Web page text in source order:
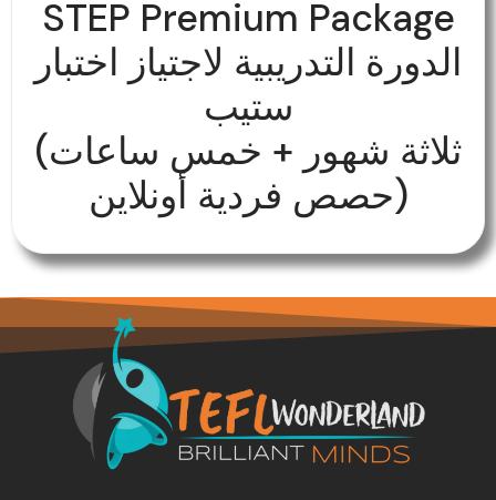
STEP Premium Package
الدورة التدريبية لاجتياز اختبار
ستيب
(ثلاثة شهور + خمس ساعات
حصص فردية أونلاين)